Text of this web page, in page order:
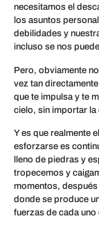
necesitamos el
los asuntos
debilidades y
incluso se nos
Pero, obviamente
vez tan
que te impulsa y te
cielo, sin importar la
Y es que realmente
esforzarse es
lleno de piedras y
tropecemos y
momentos,
donde se produce
fuerzas de cada uno